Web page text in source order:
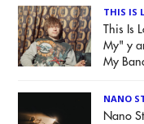
THIS IS
This Is
My" y
My
NANO
Nano